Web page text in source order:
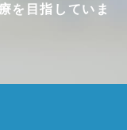
を目指していま